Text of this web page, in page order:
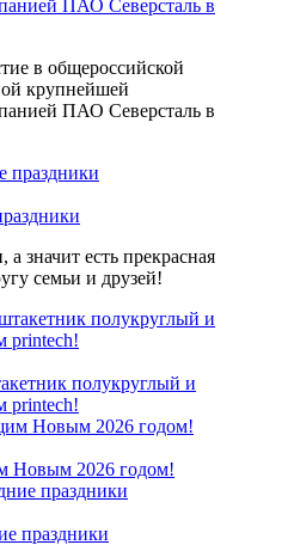
ПАО Северсталь в
в общероссийской
крупнейшей
ПАО Северсталь в
значит есть прекрасная
семьи и друзей!
полукруглый и
printech!
Новым 2026 годом!
праздники